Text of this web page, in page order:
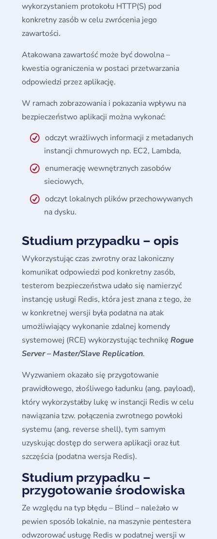
wykorzystaniem protokołu HTTP(S) pod
konkretny zasób w celu zwrócenia jego
zawartości.
Atakowana zawartość może być dowolna –
kwestia ograniczenia w postaci przetwarzania
odpowiedzi przez aplikację.
W ramach zobrazowania i pokazania wpływu na
bezpieczeństwo aplikacji można wykonać:
odczyt wrażliwych informacji z metadanych
instancji chmurowych np. EC2, Lambda,
enumerację wewnętrznych zasobów
sieciowych,
odczyt lokalnych plików przechowywanych
na dysku.
Studium przypadku – opis
Wykorzystując czas zwrotny oraz lakoniczny
komunikat odpowiedzi pod konkretny zasób,
testerom bezpieczeństwa udało się namierzyć
instancję usługi Redis, która jest znana z tego, że
w konkretnej wersji była podatna na atak
umożliwiający wykonanie zdalnej komendy
systemowej (RCE) wykorzystując technikę Rogue
Server – Master/Slave Replication.
Wyzwaniem okazało się przygotowanie
prawidłowego, złośliwego ładunku (ang. payload),
który wykorzystałby lukę w instancji Redis w celu
nawiązania tzw. połączenia zwrotnego powłoki
systemu (ang. reverse shell), tym samym
uzyskując dostęp do serwera aplikacji oraz łut
szczęścia (podatna wersja Redis).
Studium przypadku –
przygotowanie środowiska
Ze względu na typ błędu – Blind – należało w
pewien sposób lokalnie, na maszynie pentestera
odwzorować usługę Redis w podatnej wersji w